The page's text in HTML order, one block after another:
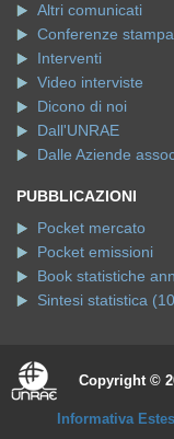
Altri comunicati
Conferenze stampa
Interventi
Video interviste
Dicono di noi
Dall'UNRAE
Dalle Aziende
PUBBLICAZIONI
Pocket mercato
Pocket emissioni
Book statistiche
Sintesi statistica
Copyright ©
Informativa